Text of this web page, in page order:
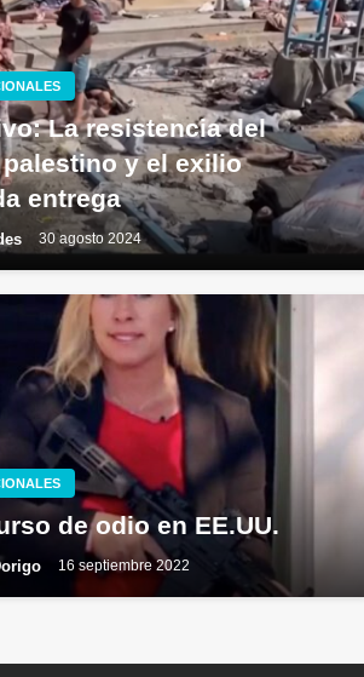
La resistencia del
y el exilio
entrega
30 agosto 2024
de odio en EE.UU.
16 septiembre 2022